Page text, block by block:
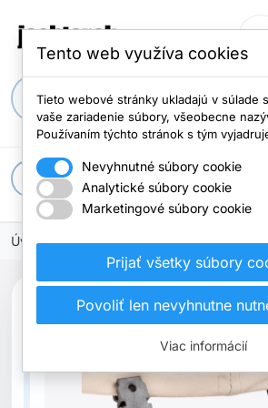
apps Všetky kategórie
Úvodná stránka
Vypredané
Tento web využíva cookies
Tieto webové stránky ukladajú v súlade
vaše zariadenie súbory, všeobecne
Používaním týchto stránok s tým
Nevyhnutné súbory cookie
Analytické súbory cookie
Marketingové súbory cookie
Prijať všetky súbory
Povoliť len nevyhnutne
Viac informácií